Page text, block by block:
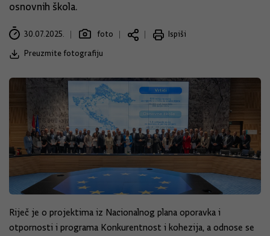
osnovnih škola.
30.07.2025. foto
Ispiši
Preuzmite fotografiju
Riječ je o projektima iz Nacionalnog plana oporavka i
otpornosti i programa Konkurentnost i kohezija, a odnose se